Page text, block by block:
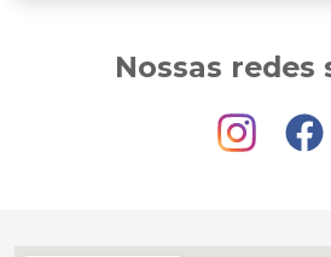
Nossas redes